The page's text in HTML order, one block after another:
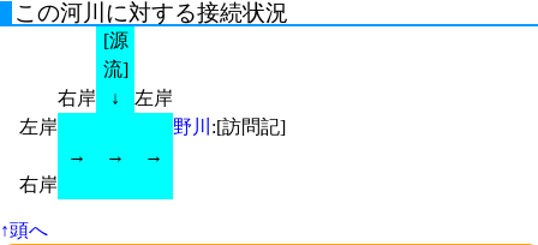
この河川に対する接続状況
右岸
[源
流]
↓
左岸
左岸
右岸
→ → →
野川 :[訪問記]
↑頭へ